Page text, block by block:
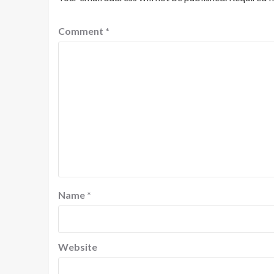
Comment *
Name *
Website